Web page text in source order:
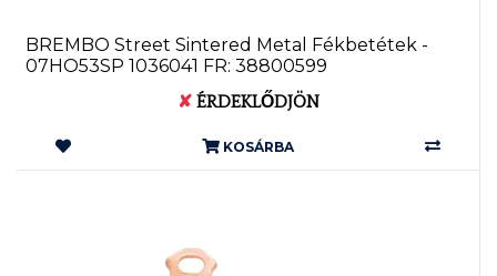
BREMBO Street Sintered Metal Fékbetétek -
07HO53SP 1036041 FR: 38800599
✘ÉRDEKLŐDJÖN
KOSÁRBA